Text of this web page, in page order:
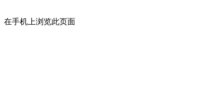
在手机上浏览此页面